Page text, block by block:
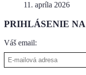
11. apríla 2026
PRIHLÁSENIE
Váš email: